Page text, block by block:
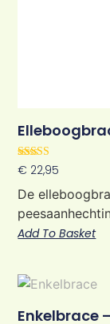
Rated
5.00
out of 5
€ 22,95
De
Add To Basket
Enkelbrace